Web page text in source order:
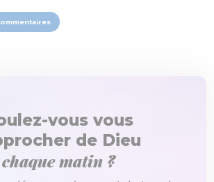
vous vous
de Dieu
chaque matin ?